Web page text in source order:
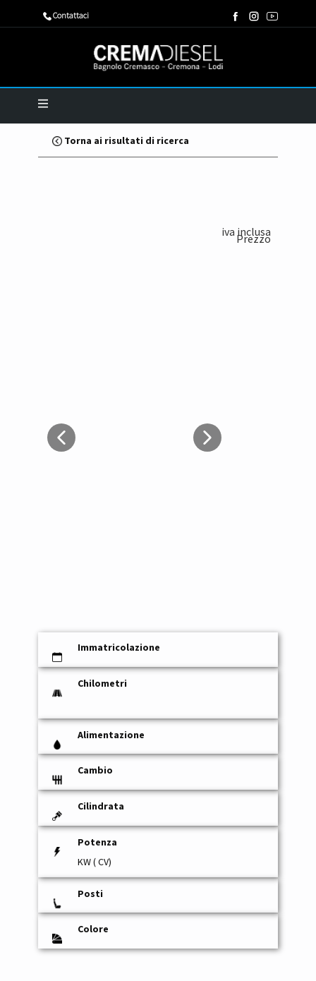
​Contattaci
Torna ai risultati di ricerca
Prezzo
iva inclusa
Immatricolazione
Chilometri
Alimentazione
Cambio
Cilindrata
Potenza
KW ( CV)
Posti
Colore